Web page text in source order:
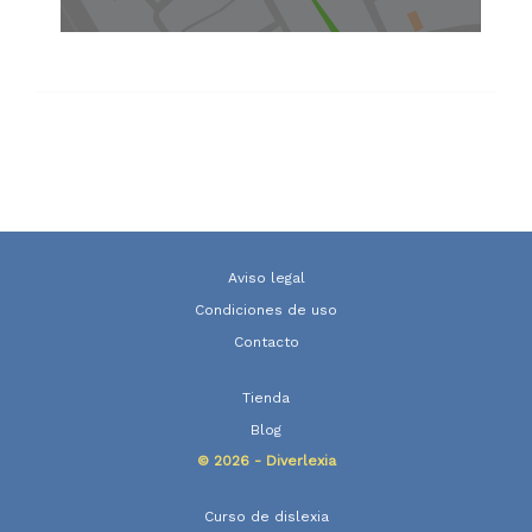
Aviso legal
Condiciones de uso
Contacto
Tienda
Blog
© 2026 - Diverlexia
Curso de dislexia